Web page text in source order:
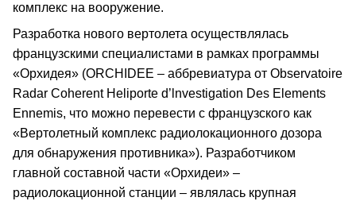
комплекс на вооружение.
Разработка нового вертолета осуществлялась
французскими специалистами в рамках программы
«Орхидея» (ORCHIDEE – аббревиатура от Observatoire
Radar Coherent Heliporte d’lnvestigation Des Elements
Ennemis, что можно перевести с французского как
«Вертолетный комплекс радиолокационного дозора
для обнаружения противника»). Разработчиком
главной составной части «Орхидеи» –
радиолокационной станции – являлась крупная